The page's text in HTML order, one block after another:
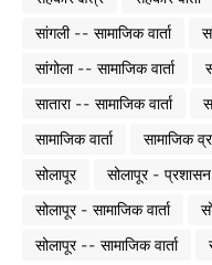
सांगली -- सामाजिक वार्ता
सांगोला -- सामाजिक वार्ता
सातारा -- सामाजिक वार्ता
सामाजिक वार्ता
सामाजिक
सोलापूर
सोलापूर - प्रशासन
सोलापूर - सामाजिक वार्ता
सोलापूर -- सामाजिक वार्ता